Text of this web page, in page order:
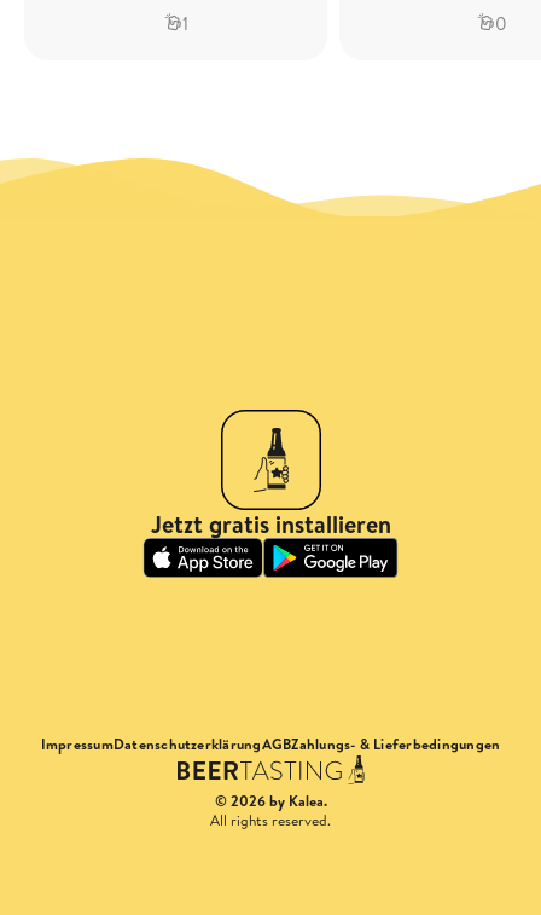
1
0
Jetzt gratis installieren
ImpressumDatenschutzerklärungAGBZahlungs- & Lieferbedingungen
© 2026 by Kalea.
All rights reserved.